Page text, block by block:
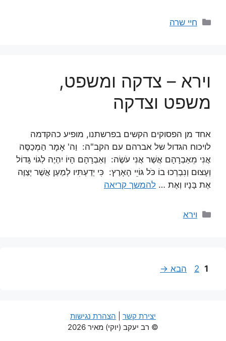
קטגוריות
חיי שרה
וירא – צדקה ומשפט,
משפט וצדקה
אחד מן הפסוקים הקשים בפרשתנו, מופיע כהקדמה
לויכוח הגדול של אברהם עם הקב"ה: וַה' אָמָר הַמְכַסֶּה
אֲנִי מֵאַבְרָהָם אֲשֶׁר אֲנִי עֹשֶׂה: וְאַבְרָהָם הָיוֹ יִהְיֶה לְגוֹי גָּדוֹל
וְעָצוּם וְנִבְרְכוּ בוֹ כֹּל גּוֹיֵי הָאָרֶץ: כִּי יְדַעְתִּיו לְמַעַן אֲשֶׁר יְצַוֶּה
אֶת בָּנָיו וְאֶת … להמשך קריאה
קטגוריות
וירא
עמוד
1 עמוד
2 הבא →
יצירת קשר
הצהרת נגישות
© רב יעקב (יוקי) מאיר 2026